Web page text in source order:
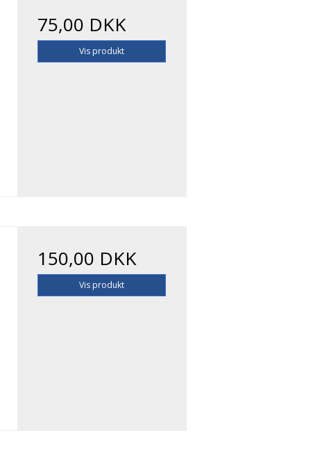
75,00 DKK
Vis produkt
150,00 DKK
Vis produkt